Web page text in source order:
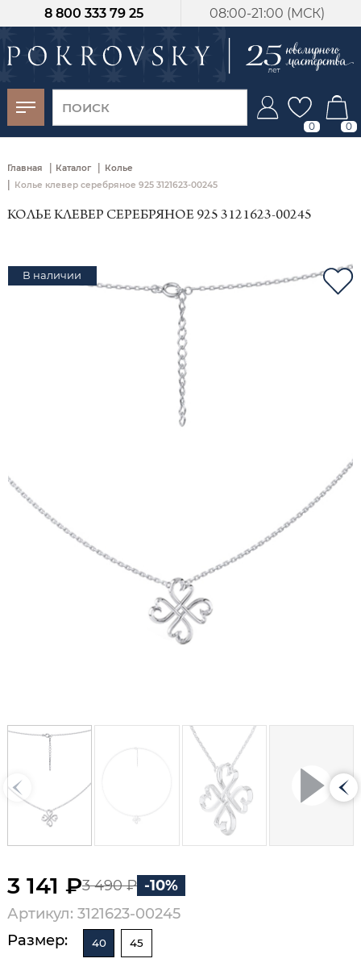
08:00-21:00 (МСК)
8 800 333 79 25
0 0
Главная | Каталог | Колье
| Колье клевер серебряное 925 3121623-00245
КОЛЬЕ КЛЕВЕР СЕРЕБРЯНОЕ 925 3121623-00245
В наличии
3 141 ₽3 490 ₽ -10%
Артикул: 3121623-00245
Размер:
40 45
-30%
от 15 дней с
момента оплаты